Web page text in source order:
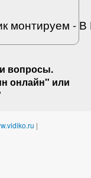
монтируем -
вопросы.
онлайн" или
|